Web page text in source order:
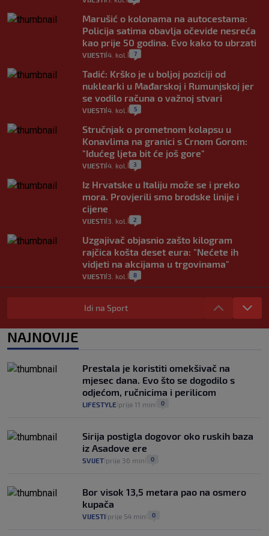
Marušić o kolonama na autocestama:
Policija satima obavlja očevide nesreća
kao prije 50 godina. Evo kako to ubrzati
VIJESTI 4. kol. 7
Tadić: Krško je u boljoj poziciji od
nuklearki u Mađarskoj i Rumunjskoj jer
se vodilo računa o važnoj stvari
VIJESTI 4. kol. 5
Stručnjak o prometnom kolapsu u
Konavlima na granici s Crnom Gorom:
"Idućeg ljeta bit će još gore"
VIJESTI 4. kol. 3
Iz Hrvatske u Italiju može se i preko
mora. Provjerili smo brodske linije i
cijene
VIJESTI 3. kol. 2
Uzgajivač objasnio zašto kilogram
rajčica košta deset eura: "Nećete ih
vidjeti na akcijama u trgovinama"
VIJESTI 3. kol. 8
Selidba je jedno od stresnijih iskustava.
Evo aktualnih cijena i nekoliko savjeta
VIJESTI 2. kol. 0
automobilom na Hvar iz Zagreba, a
koliko iz Osijeka
VIJESTI 2. kol. 14
Idi na Sport
NAJNOVIJE
Prestala je koristiti omekšivač na
mjesec dana. Evo što se dogodilo s
odjećom, ručnicima i perilicom
LIFESTYLE prije 11 min 0
Sirija postigla dogovor oko ruskih baza
iz Asadove ere
SVIJET prije 36 min 0
Bor visok 13,5 metara pao na osmero
kupača
VIJESTI prije 54 min 0